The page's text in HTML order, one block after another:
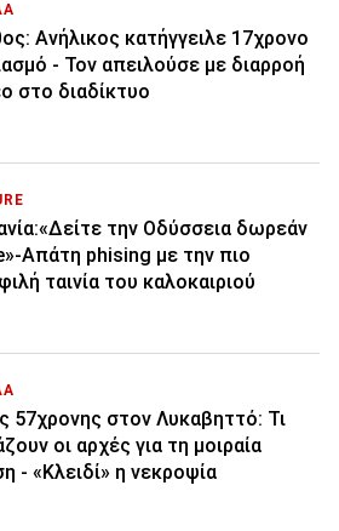
Ανήλικος κατήγγειλε 17χρονο
- Τον απειλούσε με διαρροή
στο διαδίκτυο
την Οδύσσεια δωρεάν
Απάτη phising με την πιο
ταινία του καλοκαιριού
57χρονης στον Λυκαβηττό: Τι
οι αρχές για τη μοιραία
- «Κλειδί» η νεκροψία